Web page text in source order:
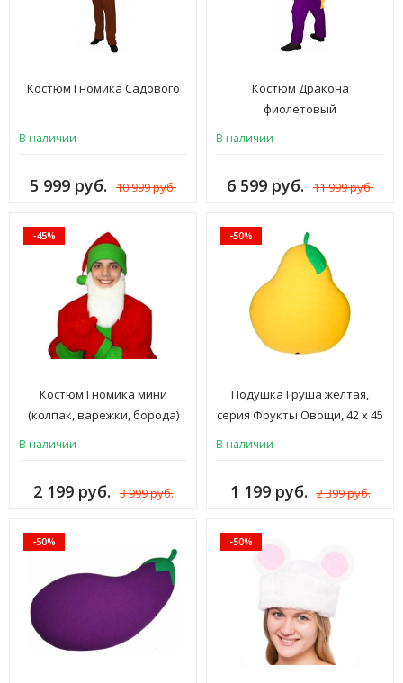
Костюм Гномика Садового
В наличии
5 999 руб. 10 999 руб.
Костюм Дракона
фиолетовый
В наличии
6 599 руб. 11 999 руб.
-45%
Костюм Гномика мини
(колпак, варежки, борода)
В наличии
2 199 руб. 3 999 руб.
-50%
Подушка Груша желтая,
серия Фрукты Овощи, 42 х 45
В наличии
1 199 руб. 2 399 руб.
-50% -50%